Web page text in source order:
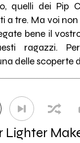
quelli dei Pip
a tre. Ma voi
bene il
ragazzi.
delle scoperte
Lighter